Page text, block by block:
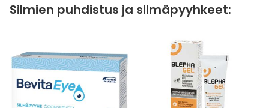
Silmien puhdistus ja silmäpyyhkeet: